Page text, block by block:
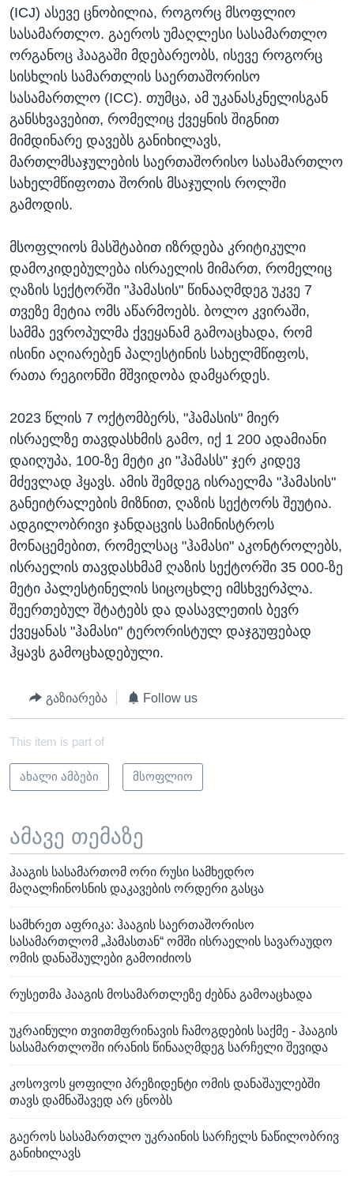
(ICJ) ასევე ცნობილია, როგორც მსოფლიო
სასამართლო. გაეროს უმაღლესი სასამართლო
ორგანოც ჰააგაში მდებარეობს, ისევე როგორც
სისხლის სამართლის საერთაშორისო
სასამართლო (ICC). თუმცა, ამ უკანასკნელისგან
განსხვავებით, რომელიც ქვეყნის შიგნით
მიმდინარე დავებს განიხილავს,
მართლმსაჯულების საერთაშორისო სასამართლო
სახელმწიფოთა შორის მსაჯულის როლში
გამოდის.
მსოფლიოს მასშტაბით იზრდება კრიტიკული
დამოკიდებულება ისრაელის მიმართ, რომელიც
ღაზის სექტორში "ჰამასის" წინააღმდეგ უკვე 7
თვეზე მეტია ომს აწარმოებს. ბოლო კვირაში,
სამმა ევროპულმა ქვეყანამ გამოაცხადა, რომ
ისინი აღიარებენ პალესტინის სახელმწიფოს,
რათა რეგიონში მშვიდობა დამყარდეს.
2023 წლის 7 ოქტომბერს, "ჰამასის" მიერ
ისრაელზე თავდასხმის გამო, იქ 1 200 ადამიანი
დაიღუპა, 100-ზე მეტი კი "ჰამასს" ჯერ კიდევ
მძევლად ჰყავს. ამის შემდეგ ისრაელმა "ჰამასის"
განეიტრალების მიზნით, ღაზის სექტორს შეუტია.
ადგილობრივი ჯანდაცვის სამინისტროს
მონაცემებით, რომელსაც "ჰამასი" აკონტროლებს,
ისრაელის თავდასხმამ ღაზის სექტორში 35 000-ზე
მეტი პალესტინელის სიცოცხლე იმსხვერპლა.
შეერთებულ შტატებს და დასავლეთის ბევრ
ქვეყანას "ჰამასი" ტერორისტულ დაჯგუფებად
ჰყავს გამოცხადებული.
გაზიარება Follow us
This item is part of
ახალი ამბები მსოფლიო
ამავე თემაზე
ჰააგის სასამართომ ორი რუსი სამხედრო
მაღალჩინოსნის დაკავების ორდერი გასცა
სამხრეთ აფრიკა: ჰააგის საერთაშორისო
სასამართლომ „ჰამასთან“ ომში ისრაელის სავარაუდო
ომის დანაშაულები გამოიძიოს
რუსეთმა ჰააგის მოსამართლეზე ძებნა გამოაცხადა
უკრაინული თვითმფრინავის ჩამოგდების საქმე - ჰააგის
სასამართლოში ირანის წინააღმდეგ სარჩელი შევიდა
კოსოვოს ყოფილი პრეზიდენტი ომის დანაშაულებში
თავს დამნაშავედ არ ცნობს
გაეროს სასამართლო უკრაინის სარჩელს ნაწილობრივ
განიხილავს